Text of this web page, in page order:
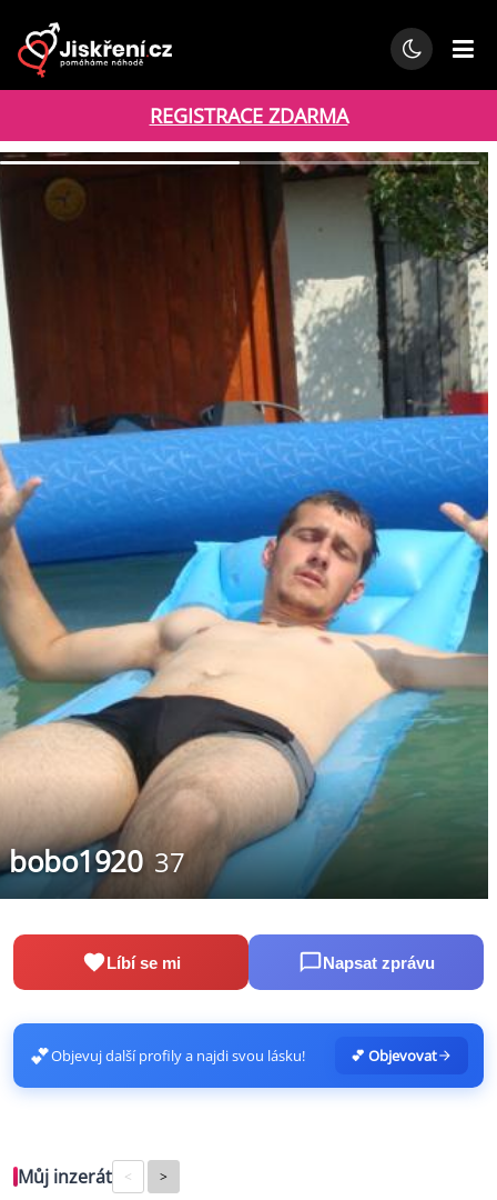
REGISTRACE ZDARMA
bobo1920 37
Líbí se mi Napsat zprávu
💕Objevuj další profily a najdi svou lásku! 💕 Objevovat
Můj inzerát < >